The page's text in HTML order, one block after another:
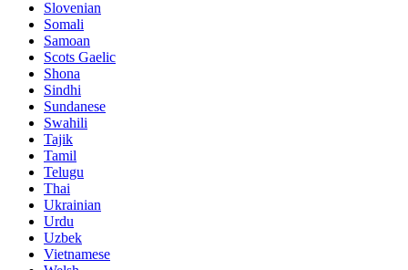
Slovenian
Somali
Samoan
Scots Gaelic
Shona
Sindhi
Sundanese
Swahili
Tajik
Tamil
Telugu
Thai
Ukrainian
Urdu
Uzbek
Vietnamese